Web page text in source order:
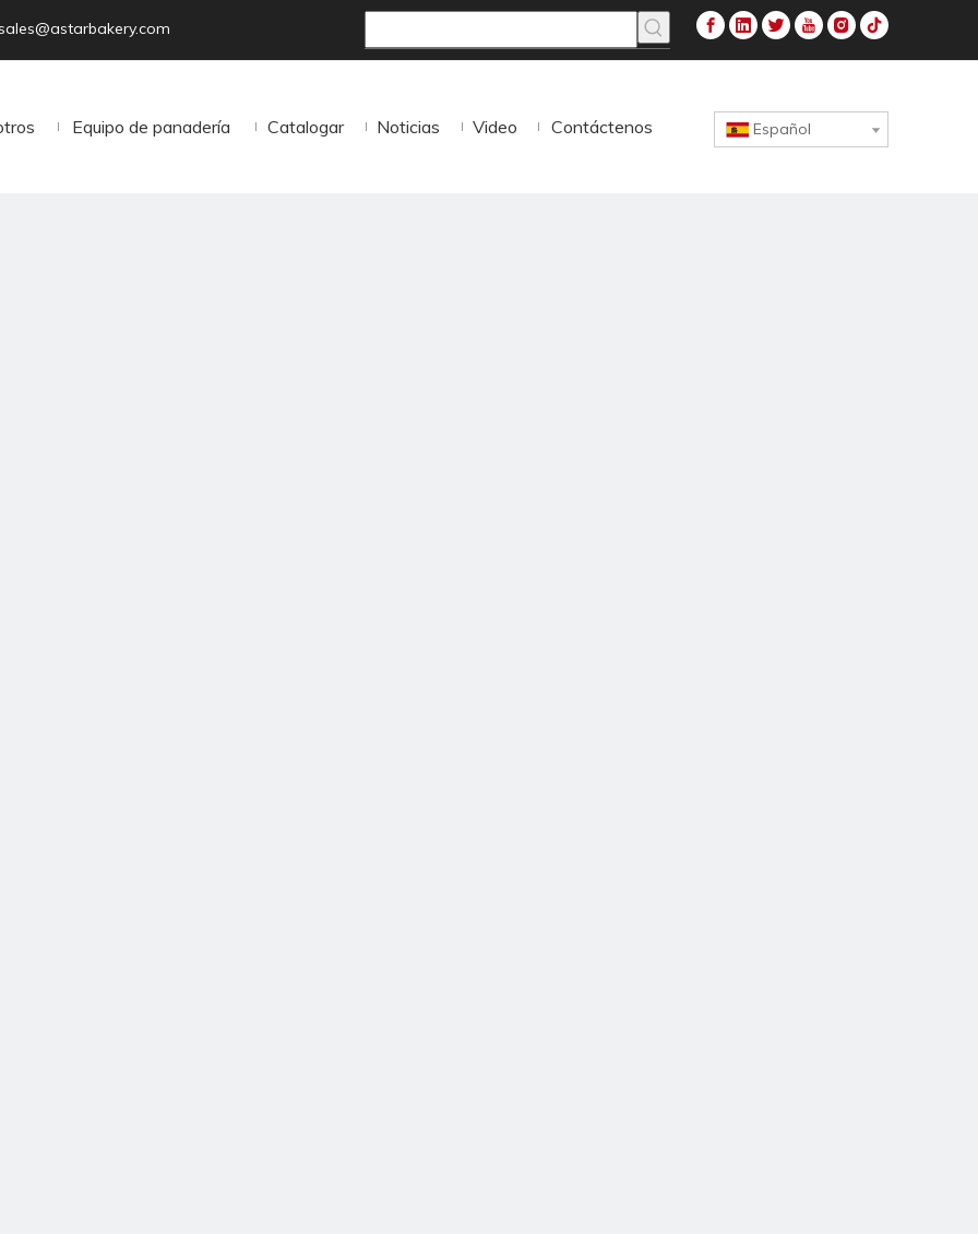
Equipo de panadería Catalogar Noticias Video Contáctenos Español